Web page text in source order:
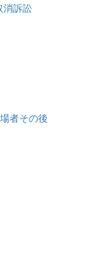
消訴訟
者その後